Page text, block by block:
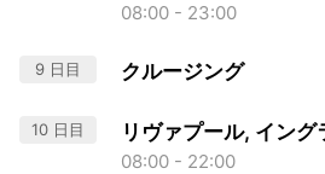
08:00 - 23:00
9 日目 クルージング
10 日目 リヴァプール, イング
08:00 - 22:00